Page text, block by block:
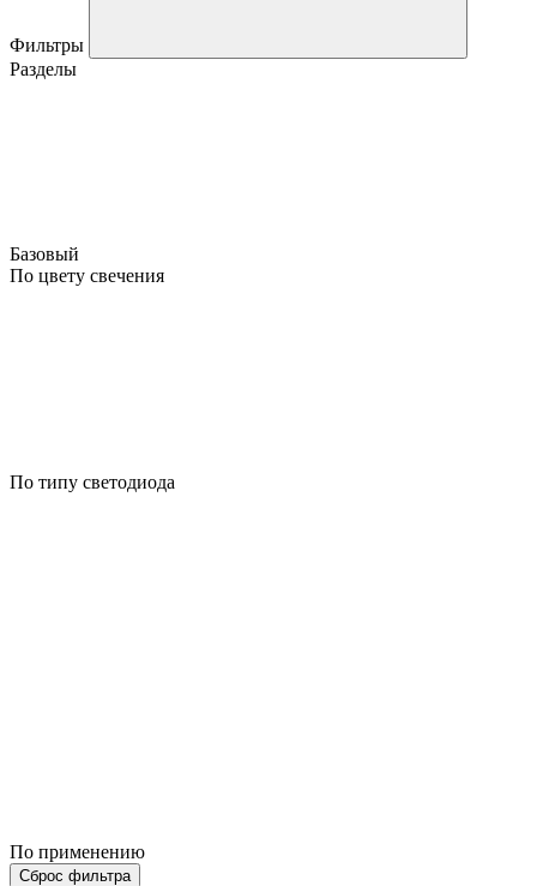
Фильтры
Разделы
Базовый
По цвету свечения
По типу светодиода
По применению
Сброс фильтра